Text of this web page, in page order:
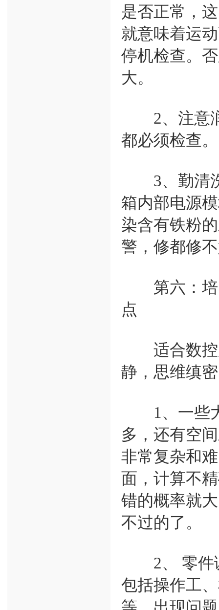
是否正常，
就意味着运
停机检查。
大。
2、注意润
都必须检查。
3、勤清洗
箱内部电源
染含有铁粉
警，修都修
第六：培
点
适合数控
静，思维缜
1、一些大
多，还有空
非常复杂和
面，计算不
错的概率就
不过的了。
2、 零件调
包括操作工